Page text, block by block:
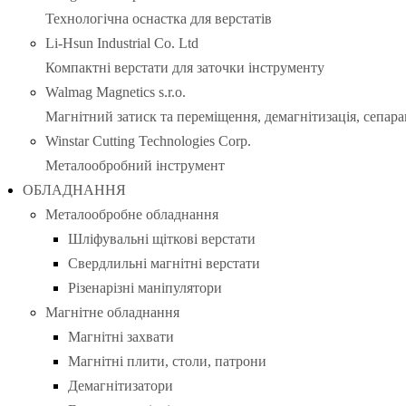
Технологічна оснастка для верстатів
Li-Hsun Industrial Co. Ltd
Компактні верстати для заточки інструменту
Walmag Magnetics s.r.o.
Магнітний затиск та переміщення, демагнітизація,
Winstar Cutting Technologies Corp.
Металообробний інструмент
ОБЛАДНАННЯ
Металообробне обладнання
Шліфувальні щіткові верстати
Свердлильні магнітні верстати
Різенарізні маніпулятори
Магнітне обладнання
Магнітні захвати
Магнітні плити, столи, патрони
Демагнітизатори